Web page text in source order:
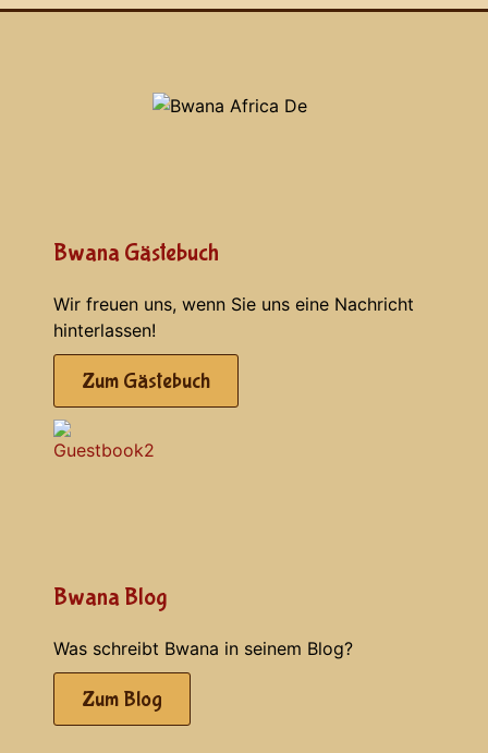
Bwana Gästebuch
Wir freuen uns, wenn Sie uns eine Nachricht
hinterlassen!
Zum Gästebuch
Bwana Blog
Was schreibt Bwana in seinem Blog?
Zum Blog